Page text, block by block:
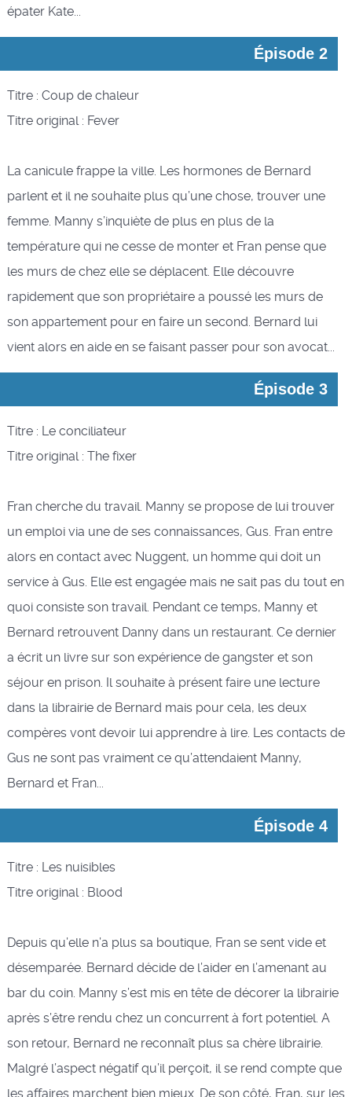
épater Kate...
Épisode 2
Titre : Coup de chaleur
Titre original : Fever
La canicule frappe la ville. Les hormones de Bernard
parlent et il ne souhaite plus qu’une chose, trouver une
femme. Manny s’inquiète de plus en plus de la
température qui ne cesse de monter et Fran pense que
les murs de chez elle se déplacent. Elle découvre
rapidement que son propriétaire a poussé les murs de
son appartement pour en faire un second. Bernard lui
vient alors en aide en se faisant passer pour son avocat...
Épisode 3
Titre : Le conciliateur
Titre original : The fixer
Fran cherche du travail. Manny se propose de lui trouver
un emploi via une de ses connaissances, Gus. Fran entre
alors en contact avec Nuggent, un homme qui doit un
service à Gus. Elle est engagée mais ne sait pas du tout en
quoi consiste son travail. Pendant ce temps, Manny et
Bernard retrouvent Danny dans un restaurant. Ce dernier
a écrit un livre sur son expérience de gangster et son
séjour en prison. Il souhaite à présent faire une lecture
dans la librairie de Bernard mais pour cela, les deux
compères vont devoir lui apprendre à lire. Les contacts de
Gus ne sont pas vraiment ce qu’attendaient Manny,
Bernard et Fran...
Épisode 4
Titre : Les nuisibles
Titre original : Blood
Depuis qu’elle n’a plus sa boutique, Fran se sent vide et
désemparée. Bernard décide de l’aider en l’amenant au
bar du coin. Manny s’est mis en tête de décorer la librairie
après s’être rendu chez un concurrent à fort potentiel. A
son retour, Bernard ne reconnaît plus sa chère librairie.
Malgré l’aspect négatif qu’il perçoit, il se rend compte que
les affaires marchent bien mieux. De son côté, Fran, sur les